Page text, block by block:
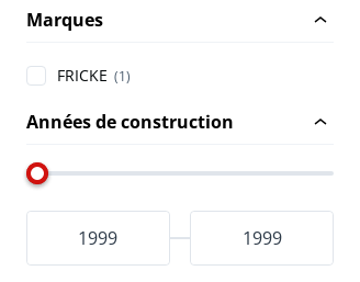
Marques
FRICKE (1)
Années de construction